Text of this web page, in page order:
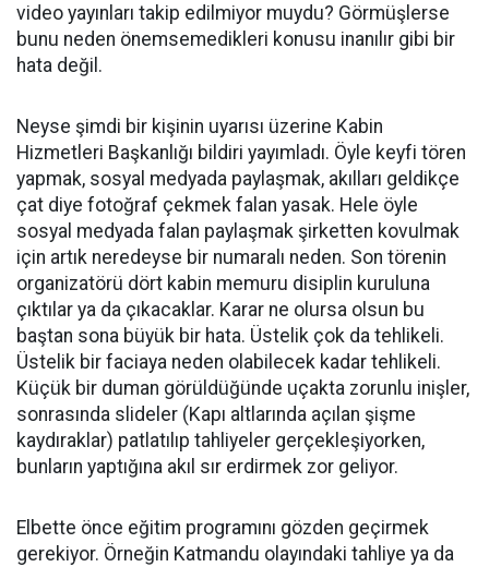
video yayınları takip edilmiyor muydu? Görmüşlerse
bunu neden önemsemedikleri konusu inanılır gibi bir
hata değil.
Neyse şimdi bir kişinin uyarısı üzerine Kabin
Hizmetleri Başkanlığı bildiri yayımladı. Öyle keyfi tören
yapmak, sosyal medyada paylaşmak, akılları geldikçe
çat diye fotoğraf çekmek falan yasak. Hele öyle
sosyal medyada falan paylaşmak şirketten kovulmak
için artık neredeyse bir numaralı neden. Son törenin
organizatörü dört kabin memuru disiplin kuruluna
çıktılar ya da çıkacaklar. Karar ne olursa olsun bu
baştan sona büyük bir hata. Üstelik çok da tehlikeli.
Üstelik bir faciaya neden olabilecek kadar tehlikeli.
Küçük bir duman görüldüğünde uçakta zorunlu inişler,
sonrasında slideler (Kapı altlarında açılan şişme
kaydıraklar) patlatılıp tahliyeler gerçekleşiyorken,
bunların yaptığına akıl sır erdirmek zor geliyor.
Elbette önce eğitim programını gözden geçirmek
gerekiyor. Örneğin Katmandu olayındaki tahliye ya da